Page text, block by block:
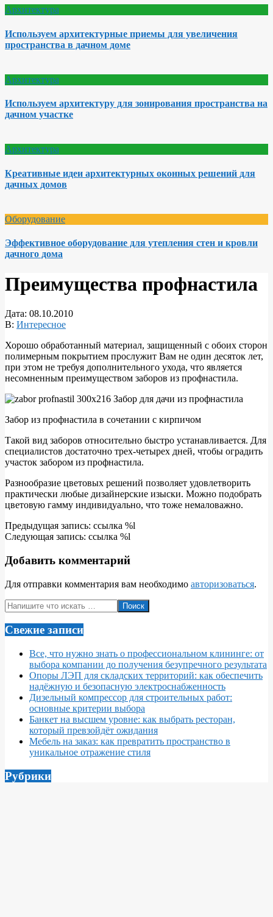
Архитектура
Используем архитектурные приемы для увеличения
пространства в дачном доме
Архитектура
Используем архитектуру для зонирования пространства на
дачном участке
Архитектура
Креативные идеи архитектурных оконных решений для
дачных домов
Оборудование
Эффективное оборудование для утепления стен и кровли
дачного дома
Преимущества профнастила
Дата: 08.10.2010
В: Интересное
Хорошо обработанный материал, защищенный с обоих сторон
полимерным покрытием прослужит Вам не один десяток лет,
при этом не требуя дополнительного ухода, что является
несомненным преимуществом заборов из профнастила.
Забор из профнастила в сочетании с кирпичом
Такой вид заборов относительно быстро устанавливается. Для
специалистов достаточно трех-четырех дней, чтобы оградить
участок забором из профнастила.
Разнообразие цветовых решений позволяет удовлетворить
практически любые дизайнерские изыски. Можно подобрать
цветовую гамму индивидуально, что тоже немаловажно.
2010-
10-
Предыдущая запись: ссылка %l
Следующая запись: ссылка %l
Добавить комментарий
Для отправки комментария вам необходимо авторизоваться.
Поиск
Свежие записи
Все, что нужно знать о профессиональном клининге: от
выбора компании до получения безупречного результата
Опоры ЛЭП для складских территорий: как обеспечить
надёжную и безопасную электроснабженность
Дизельный компрессор для строительных работ:
основные критерии выбора
Банкет на высшем уровне: как выбрать ресторан,
который превзойдёт ожидания
Мебель на заказ: как превратить пространство в
уникальное отражение стиля
Рубрики